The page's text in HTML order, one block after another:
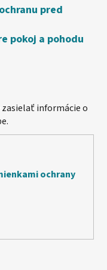
pred
pokoj a pohodu
zasielať informácie o
ochrany